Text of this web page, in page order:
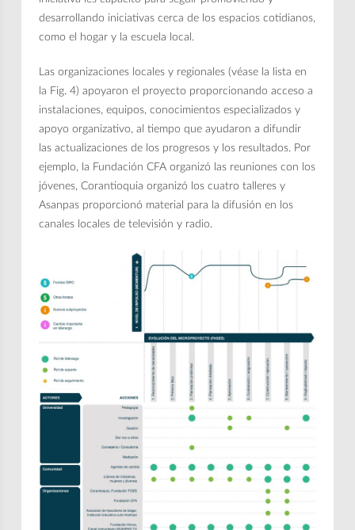
desarrollando iniciativas cerca de los espacios cotidianos,
como el hogar y la escuela local.
Las organizaciones locales y regionales (véase la lista en
la Fig. 4) apoyaron el proyecto proporcionando acceso a
instalaciones, equipos, conocimientos especializados y
apoyo organizativo, al tiempo que ayudaron a difundir
las actualizaciones de los progresos y los resultados. Por
ejemplo, la Fundación CFA organizó las reuniones con los
jóvenes, Corantioquia organizó los cuatro talleres y
Asanpas proporcionó material para la difusión en los
canales locales de televisión y radio.